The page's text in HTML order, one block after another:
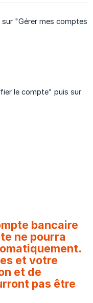
"Gérer mes comptes
le compte" puis sur
bancaire
ne pourra
et votre
et de
pas être